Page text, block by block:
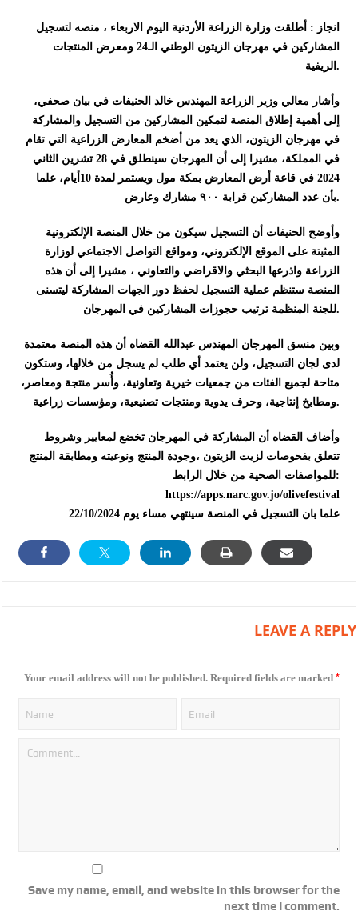
انجاز : أطلقت وزارة الزراعة الأردنية اليوم الاربعاء ، منصه لتسجيل
المشاركين في مهرجان الزيتون الوطني الـ24 ومعرض المنتجات
الريفية.
وأشار معالي وزير الزراعة المهندس خالد الحنيفات في بيان صحفي،
إلى أهمية إطلاق المنصة لتمكين المشاركين من التسجيل والمشاركة
في مهرجان الزيتون، الذي يعد من أضخم المعارض الزراعية التي تقام
في المملكة، مشيرا إلى أن المهرجان سينطلق في 28 تشرين الثاني
2024 في قاعة أرض المعارض بمكة مول ويستمر لمدة 10أيام، علما
بأن عدد المشاركين قرابة ٩٠٠ مشارك وعارض.
وأوضح الحنيفات أن التسجيل سيكون من خلال المنصة الإلكترونية
المثبتة على الموقع الإلكتروني، ومواقع التواصل الاجتماعي لوزارة
الزراعة واذرعها البحثي والاقراضي والتعاوني ، مشيرا إلى أن هذه
المنصة ستنظم عملية التسجيل لحفظ دور الجهات المشاركة ليتسنى
للجنة المنظمة ترتيب حجوزات المشاركين في المهرجان.
وبين منسق المهرجان المهندس عبدالله القضاه أن هذه المنصة معتمدة
لدى لجان التسجيل، ولن يعتمد أي طلب لم يسجل من خلالها، وستكون
متاحة لجميع الفئات من جمعيات خيرية وتعاونية، وأُسر منتجة ومعاصر،
ومطابخ إنتاجية، وحرف يدوية ومنتجات تصنيعية، ومؤسسات زراعية.
وأضاف القضاه أن المشاركة في المهرجان تخضع لمعايير وشروط
تتعلق بفحوصات لزيت الزيتون ،وجودة المنتج ونوعيته ومطابقة المنتج
للمواصفات الصحية من خلال الرابط:
https://apps.narc.gov.jo/olivefestival
علما بان التسجيل في المنصة سينتهي مساء يوم 22/10/2024
LEAVE A REPLY
Your email address will not be published. Required fields are marked *
Save my name, email, and website in this browser for the
next time I comment.